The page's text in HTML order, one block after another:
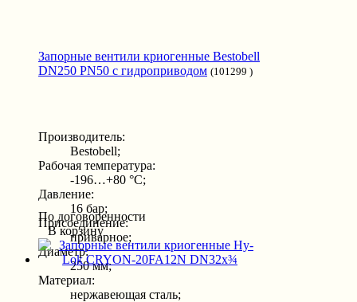
Запорные вентили криогенные Bestobell
DN250 PN50 с гидроприводом (101299 )
Производитель:
Bestobell;
Рабочая температура:
-196…+80 °С;
Давление:
16 бар;
Присоединение:
приварное;
Диаметр:
250 мм;
Материал:
нержавеющая сталь;
По договоренности
В корзину